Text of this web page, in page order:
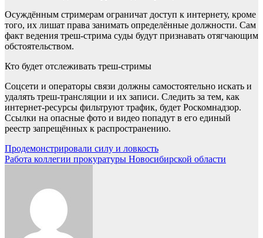
Осуждённым стримерам ограничат доступ к интернету, кроме
того, их лишат права занимать определённые должности. Сам
факт ведения треш-стрима суды будут признавать отягчающим
обстоятельством.
Кто будет отслеживать треш-стримы
Соцсети и операторы связи должны самостоятельно искать и
удалять треш-трансляции и их записи. Следить за тем, как
интернет-ресурсы фильтруют трафик, будет Роскомнадзор.
Ссылки на опасные фото и видео попадут в его единый
реестр запрещённых к распространению.
Навигация
по
Продемонстрировали силу и ловкость
Работа коллегии прокуратуры Новосибирской области